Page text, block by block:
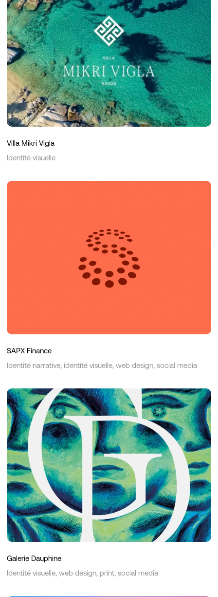
Villa Mikri Vigla
Identité visuelle
SAPX
SAPX Finance
Identité narrative, identité visuelle, web design, social media
Galerie
Dauphine
Galerie Dauphine
Identité visuelle, web design, print, social media